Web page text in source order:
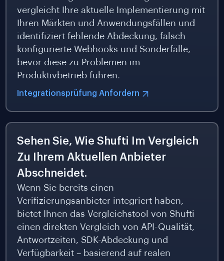
vergleicht Ihre aktuelle Implementierung mit
Ihren Märkten und Anwendungsfällen und
identifiziert fehlende Abdeckung, falsch
konfigurierte Webhooks und Sonderfälle,
bevor diese zu Problemen im
Produktivbetrieb führen.
Integrationsprüfung Anfordern
Sehen Sie, Wie Shufti Im Vergleich
Zu Ihrem Aktuellen Anbieter
Abschneidet.
Wenn Sie bereits einen
Verifizierungsanbieter integriert haben,
bietet Ihnen das Vergleichstool von Shufti
einen direkten Vergleich von API-Qualität,
Antwortzeiten, SDK-Abdeckung und
Verfügbarkeit – basierend auf realen